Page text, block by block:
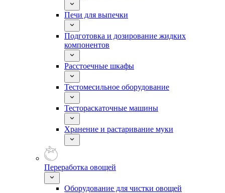
Печи для выпечки
Подготовка и дозирование жидких
компонентов
Расстоечные шкафы
Тестомесильное оборудование
Тестораскаточные машины
Хранение и растаривание муки
Переработка овощей
Оборудование для чистки овощей